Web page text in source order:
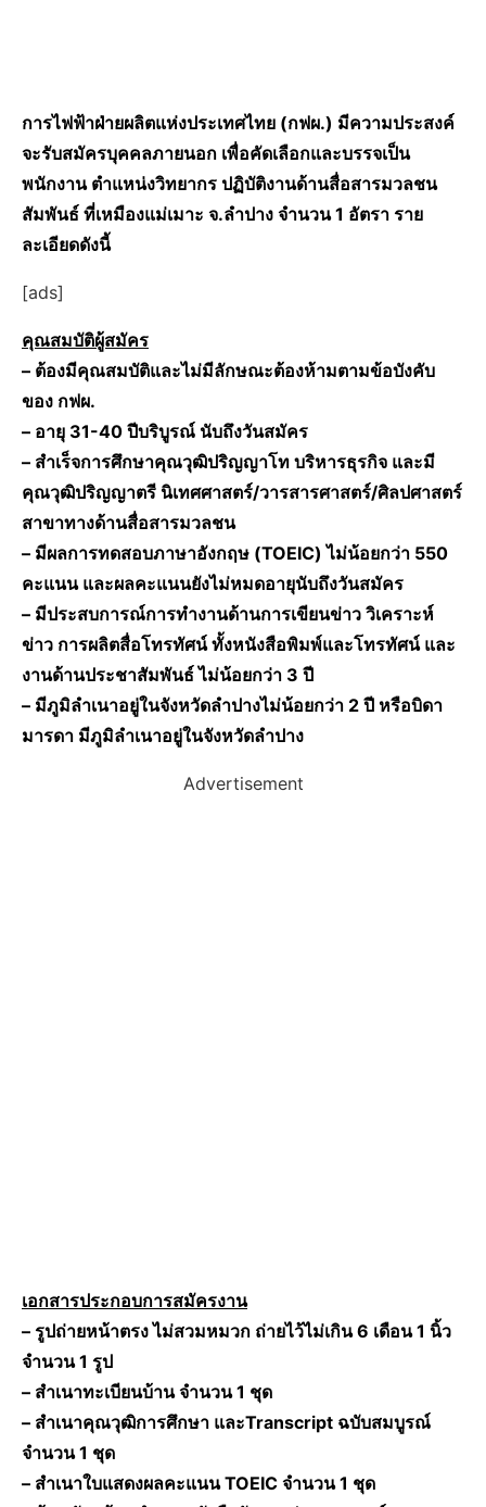
การไฟฟ้าฝ่ายผลิตแห่งประเทศไทย (กฟผ.) มีความประสงค์
จะรับสมัครบุคคลภายนอก เพื่อคัดเลือกและบรรจเป็น
พนักงาน ตำแหน่งวิทยากร ปฏิบัติงานด้านสื่อสารมวลชน
สัมพันธ์ ที่เหมืองแม่เมาะ จ.ลำปาง จำนวน 1 อัตรา ราย
ละเอียดดังนี้
[ads]
คุณสมบัติผู้สมัคร
– ต้องมีคุณสมบัติและไม่มีลักษณะต้องห้ามตามข้อบังคับ
ของ กฟผ.
– อายุ 31-40 ปีบริบูรณ์ นับถึงวันสมัคร
– สำเร็จการศึกษาคุณวุฒิปริญญาโท บริหารธุรกิจ และมี
คุณวุฒิปริญญาตรี นิเทศศาสตร์/วารสารศาสตร์/ศิลปศาสตร์
สาขาทางด้านสื่อสารมวลชน
– มีผลการทดสอบภาษาอังกฤษ (TOEIC) ไม่น้อยกว่า 550
คะแนน และผลคะแนนยังไม่หมดอายุนับถึงวันสมัคร
– มีประสบการณ์การทำงานด้านการเขียนข่าว วิเคราะห์
ข่าว การผลิตสื่อโทรทัศน์ ทั้งหนังสือพิมพ์และโทรทัศน์ และ
งานด้านประชาสัมพันธ์ ไม่น้อยกว่า 3 ปี
– มีภูมิลำเนาอยู่ในจังหวัดลำปางไม่น้อยกว่า 2 ปี หรือบิดา
มารดา มีภูมิลำเนาอยู่ในจังหวัดลำปาง
Advertisement
เอกสารประกอบการสมัครงาน
– รูปถ่ายหน้าตรง ไม่สวมหมวก ถ่ายไว้ไม่เกิน 6 เดือน 1 นิ้ว
จำนวน 1 รูป
– สำเนาทะเบียนบ้าน จำนวน 1 ชุด
– สำเนาคุณวุฒิการศึกษา และTranscript ฉบับสมบูรณ์
จำนวน 1 ชุด
– สำเนาใบแสดงผลคะแนน TOEIC จำนวน 1 ชุด